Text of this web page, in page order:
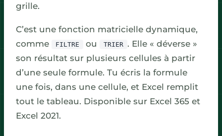
grille.
C’est une fonction matricielle dynamique,
comme
FILTRE ou TRIER . Elle « déverse »
son résultat sur plusieurs cellules à partir
d’une seule formule. Tu écris la formule
une fois, dans une cellule, et Excel remplit
tout le tableau. Disponible sur Excel 365 et
Excel 2021.